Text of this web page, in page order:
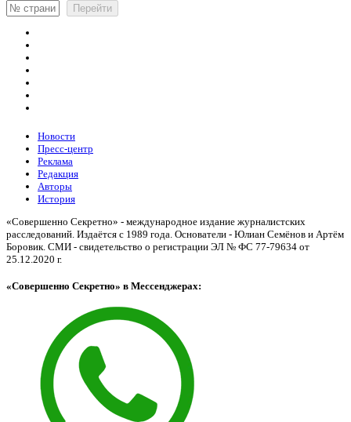
Перейти
Новости
Пресс-центр
Реклама
Редакция
Авторы
История
«Совершенно Секретно» - международное издание журналистских
расследований. Издаётся с 1989 года. Основатели - Юлиан Семёнов и Артём
Боровик. CМИ - свидетельство о регистрации ЭЛ № ФС 77-79634 от
25.12.2020 г.
«Совершенно Секретно» в Мессенджерах: